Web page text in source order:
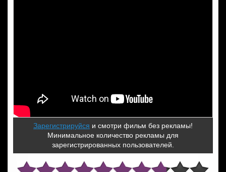
Зарегистрируйся и смотри фильм без рекламы!
Минимальное количество рекламы для
зарегистрированных пользователей.